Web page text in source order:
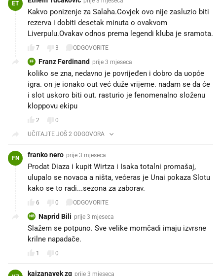
ET
Kakvo ponizenje za Salaha.Covjek ovo nije zasluzio biti
rezerva i dobiti desetak minuta o ovakvom
Liverpulu.Ovakav odnos prema legendi kluba je sramota.
7 3 ODGOVORITE
FF Franz Ferdinand prije 3 mjeseca
koliko se zna, nedavno je povrijeđen i dobro da uopće
igra. on je ionako out već duže vrijeme. nadam se da će
i slot uskoro biti out. rasturio je fenomenalno složenu
kloppovu ekipu
2
0
UČITAJTE JOŠ 2 ODGOVORA
FN franko nero prije 3 mjeseca
Prodat Diaza i kupit Wirtza i Isaka totalni promašaj,
ulupalo se novaca a ništa, većeras je Unai pokaza Slotu
kako se to radi...sezona za zaborav.
6 0 ODGOVORITE
NB Naprid Bili prije 3 mjeseca
Slažem se potpuno. Sve velike momčadi imaju izvrsne
krilne napadače.
1 0
kajzanavek zg prije 3 mjeseca